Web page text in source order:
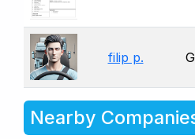
filip p.
Nearby